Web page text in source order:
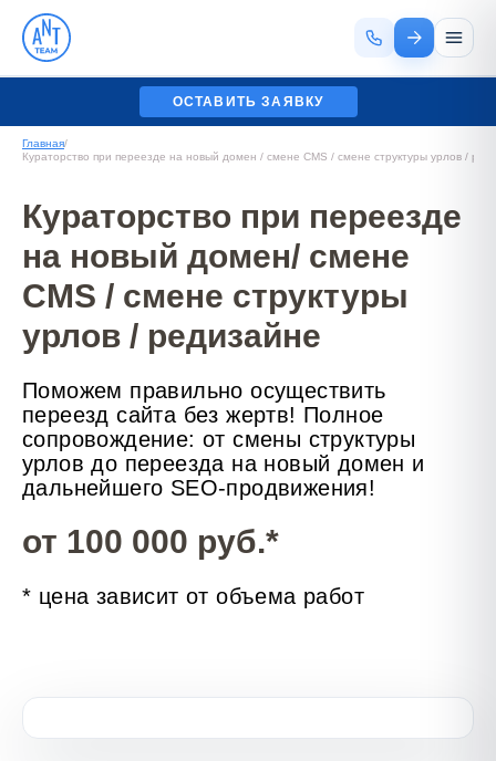
ОСТАВИТЬ ЗАЯВКУ
Главная/
Кураторство при переезде на новый домен / смене CMS / смене структуры урлов /
Кураторство при переезде
на новый домен/ смене
CMS / смене структуры
урлов / редизайне
Поможем правильно осуществить
переезд сайта без жертв! Полное
сопровождение: от смены структуры
урлов до переезда на новый домен и
дальнейшего SEO-продвижения!
от 100 000 руб.*
* цена зависит от объема работ